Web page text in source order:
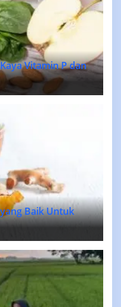
Vitamin P dan
Baik Untuk